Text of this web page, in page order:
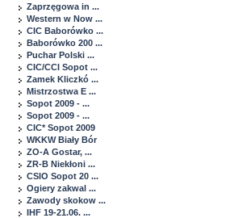
Zaprzęgowa in ...
Western w Now ...
CIC Baborówko ...
Baborówko 200 ...
Puchar Polski ...
CIC/CCI Sopot ...
Zamek Kliczkó ...
Mistrzostwa E ...
Sopot 2009 - ...
Sopot 2009 - ...
CIC* Sopot 2009
WKKW Biały Bór
ZO-A Gostar, ...
ZR-B Niekłoni ...
CSIO Sopot 20 ...
Ogiery zakwal ...
Zawody skokow ...
IHF 19-21.06. ...